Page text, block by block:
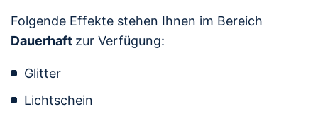
Folgende Effekte stehen Ihnen im Bereich
Dauerhaft zur Verfügung:
Glitter
Lichtschein